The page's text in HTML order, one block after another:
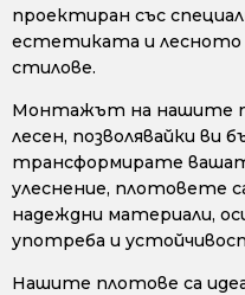
проектиран със
естетиката и лесното
стилове.
Монтажът на нашите
лесен, позволявайки ви
трансформирате
улеснение, плотовете
надеждни материали,
употреба и
Нашите плотове са